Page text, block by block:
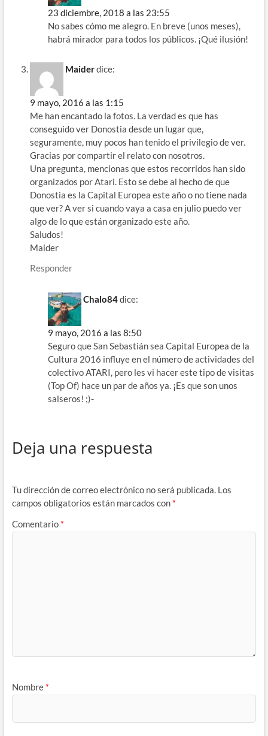
23 diciembre, 2018 a las 23:55
No sabes cómo me alegro. En breve (unos meses),
habrá mirador para todos los públicos. ¡Qué ilusión!
Maiderdice:
9 mayo, 2016 a las 1:15
Me han encantado la fotos. La verdad es que has
conseguido ver Donostia desde un lugar que,
seguramente, muy pocos han tenido el privilegio de ver.
Gracias por compartir el relato con nosotros.
Una pregunta, mencionas que estos recorridos han sido
organizados por Atari. Esto se debe al hecho de que
Donostia es la Capital Europea este año o no tiene nada
que ver? A ver si cuando vaya a casa en julio puedo ver
algo de lo que están organizado este año.
Saludos!
Maider
Responder
Chalo84dice:
9 mayo, 2016 a las 8:50
Seguro que San Sebastián sea Capital Europea de la
Cultura 2016 influye en el número de actividades del
colectivo ATARI, pero les vi hacer este tipo de visitas
(Top Of) hace un par de años ya. ¡Es que son unos
salseros! ;)-
Deja una respuesta
Tu dirección de correo electrónico no será publicada. Los
campos obligatorios están marcados con *
Comentario *
Nombre *